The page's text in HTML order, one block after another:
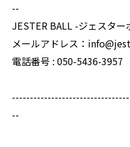
--
JESTER BALL -ジェスター
メールアドレス：
電話番号 : 050-5436-3957
--